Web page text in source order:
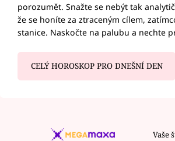
porozumět. Snažte se nebýt tak
že se honíte za ztraceným cílem,
stanice. Naskočte na palubu a nechte
CELÝ HOROSKOP PRO DNEŠNÍ DEN
Vaše